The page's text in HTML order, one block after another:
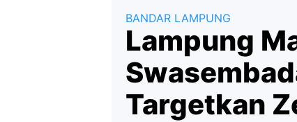
BANDAR LAMPUNG
Lampung
Targetkan